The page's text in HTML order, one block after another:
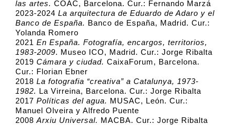
las artes. COAC, Barcelona. Cur.: Fernando Marzá
2023-2024 La arquitectura de Eduardo de Adaro y el
Banco de España. Banco de España, Madrid. Cur.:
Yolanda Romero
2021 En España. Fotografía, encargos, territorios,
1983-2009. Museo ICO, Madrid. Cur.: Jorge Ribalta
2019 Cámara y ciudad. CaixaForum, Barcelona.
Cur.: Florian Ebner
2018 La fotografia “creativa” a Catalunya, 1973-
1982. La Virreina, Barcelona. Cur.: Jorge Ribalta
2017 Políticas del agua. MUSAC, León. Cur.:
Manuel Olveira y Alfredo Puente
2008 Arxiu Universal. MACBA. Cur.: Jorge Ribalta